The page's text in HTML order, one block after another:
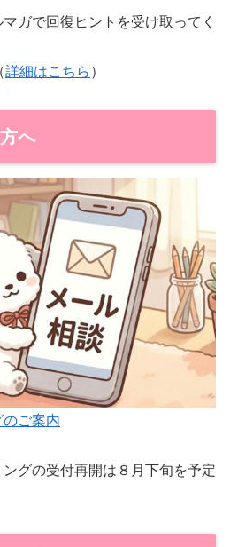
ガで回復ヒントを受け取ってく
詳細はこちら ）
へ
ご案内
グの受付再開は８月下旬を予定